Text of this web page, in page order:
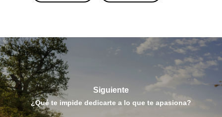
Siguiente
¿Qué te impide dedicarte a lo que te apasiona?